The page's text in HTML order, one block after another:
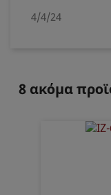
4/4/24
8 ακόμα